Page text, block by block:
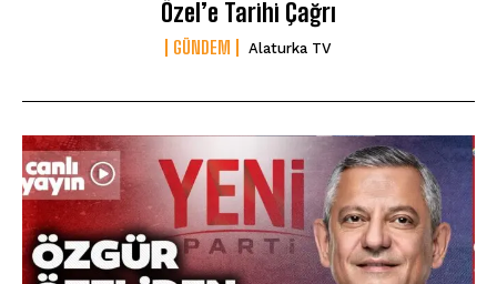
Özel’e Tarihi Çağrı
GÜNDEM Alaturka TV